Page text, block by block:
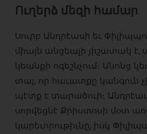
Ուղերձ մեզի համար
Սուրբ Անդրէասի եւ
միայն անցեալի յիշատակ է,
կեանքի ոգեշնչում։ Անոնց
տայ, որ հաւատքը կանգուն
պէտք է տարածուի։
սորվեցնէ Քրիստոսի մօտ
կարեւորութիւնը, իսկ